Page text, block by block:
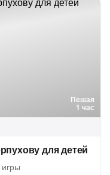
Пешая
1 час
для детей